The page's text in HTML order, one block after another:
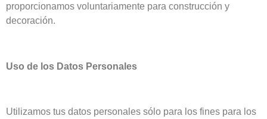
proporcionamos voluntariamente para construcción y
decoración.
Uso de los Datos Personales
Utilizamos tus datos personales sólo para los fines para los